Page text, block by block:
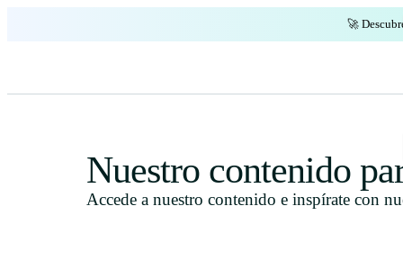
🚀
Nuestro contenido
Accede a nuestro contenido e inspírate con